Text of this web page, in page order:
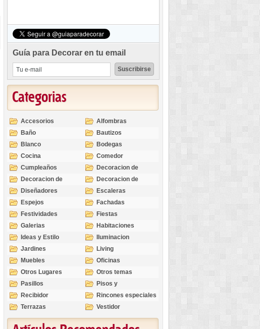
Guía para Decorar en tu email
Categorias
Accesorios
Alfombras
Baño
Bautizos
Blanco
Bodegas
Cocina
Comedor
Cumpleaños
Decoracion de
Exteriores
Decoracion de
Interiores
Decoracion de
Ocasiones
Diseñadores
Escaleras
Espejos
Fachadas
Festividades
Fiestas
Galerias
Habitaciones
Ideas y Estilo
Iluminacion
Jardines
Living
Muebles
Oficinas
Otros Lugares
Otros temas
Pasillos
Pisos y
revestimientos
Recibidor
Rincones especiales
Terrazas
Vestidor